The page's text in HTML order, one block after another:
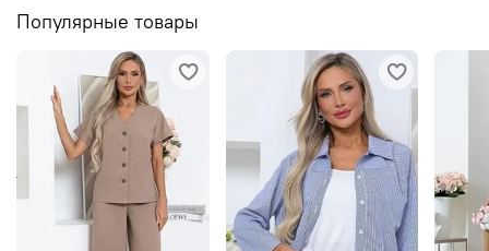
Популярные товары